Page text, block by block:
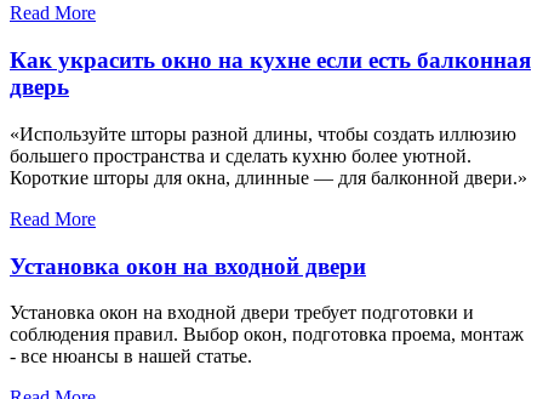
Read More
Как украсить окно на кухне если есть балконная
дверь
«Используйте шторы разной длины, чтобы создать иллюзию
большего пространства и сделать кухню более уютной.
Короткие шторы для окна, длинные — для балконной двери.»
Read More
Установка окон на входной двери
Установка окон на входной двери требует подготовки и
соблюдения правил. Выбор окон, подготовка проема, монтаж
- все нюансы в нашей статье.